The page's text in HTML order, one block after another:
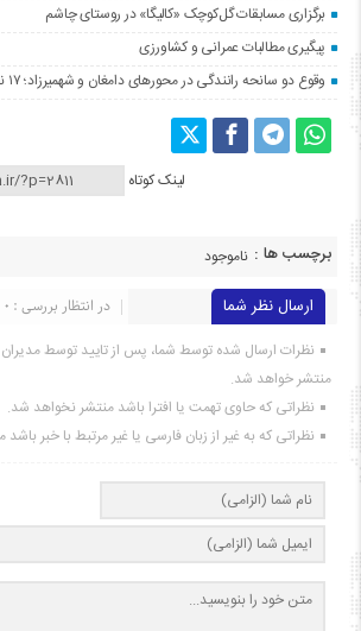
برگزاری مسابقات گل‌کوچک «کالیگا» در روستای چاشم
پیگیری مطالبات عمرانی و کشاورزی
وقوع دو سانحه رانندگی در محورهای دامغان و شهمیرزاد؛ ۱۷ نفر مصدوم شدند
لینک کوتاه
برچسب ها : ناموجود
ارسال نظر شما
در انتظار بررسی : 0
نظرات ارسال شده توسط شما، پس از تایید توسط
منتشر خواهد شد.
نظراتی که حاوی تهمت یا افترا باشد منتشر نخواهد شد.
نظراتی که به غیر از زبان فارسی یا غیر مرتبط با خبر